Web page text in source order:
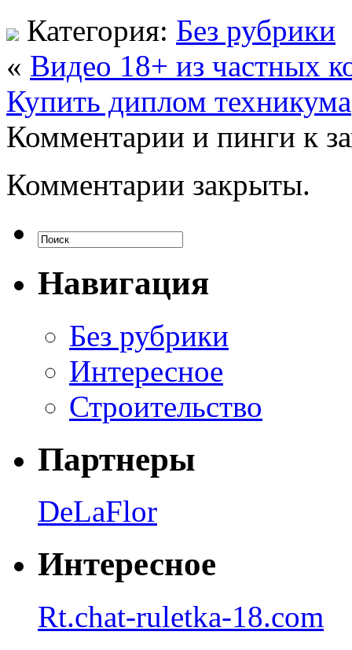
Категория: Без рубрики
« Видео 18+ из частных
Купить диплом техникума
Комментарии и пинги к
Комментарии закрыты.
Навигация
Без рубрики
Интересное
Строительство
Партнеры
DeLaFlor
Интересное
Rt.chat-ruletka-18.com